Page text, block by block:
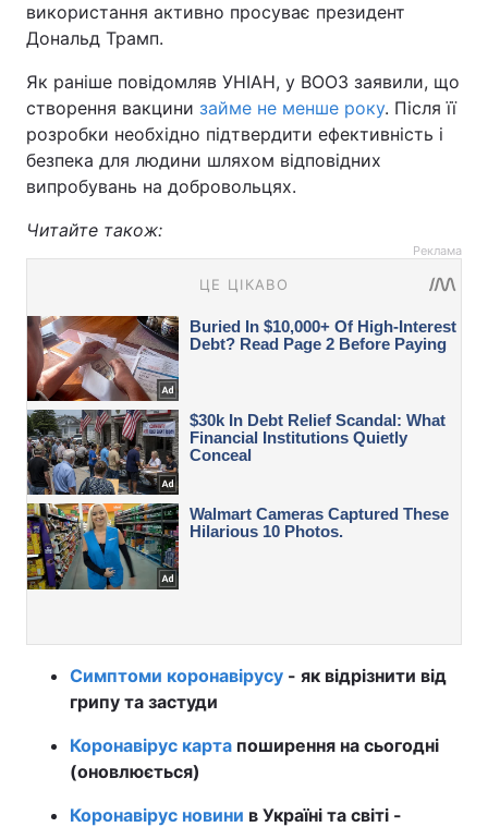
використання активно просуває президент
Дональд Трамп.
Як раніше повідомляв УНІАН, у ВООЗ заявили, що
створення вакцини займе не менше року. Після її
розробки необхідно підтвердити ефективність і
безпека для людини шляхом відповідних
випробувань на добровольцях.
Читайте також:
Реклама
Симптоми коронавірусу - як відрізнити від
грипу та застуди
Коронавірус карта поширення на сьогодні
(оновлюється)
Коронавірус новини в Україні та світі -